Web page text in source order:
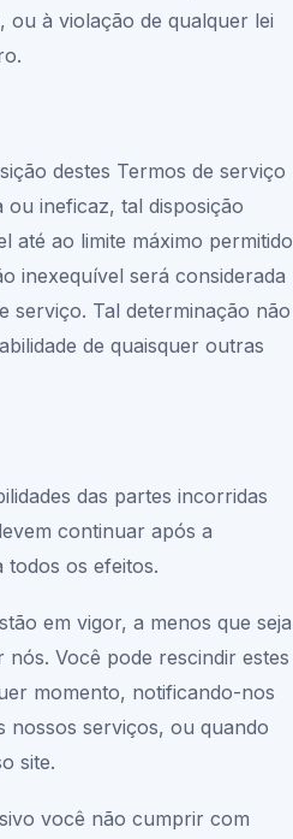
à violação de qualquer lei
destes Termos de serviço
ou ineficaz, tal disposição
até ao limite máximo permitido
inexequível será considerada
serviço. Tal determinação não
de quaisquer outras
das partes incorridas
continuar após a
todos os efeitos.
em vigor, a menos que seja
Você pode rescindir estes
momento, notificando-nos
nossos serviços, ou quando
site.
você não cumprir com